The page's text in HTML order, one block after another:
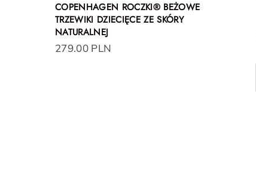
COPENHAGEN ROCZKI® BEŻOWE
TRZEWIKI DZIECIĘCE ZE SKÓRY
NATURALNEJ
279.00 PLN